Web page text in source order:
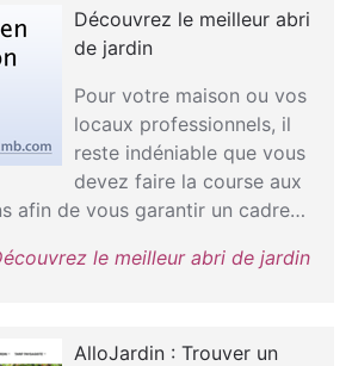
Découvrez le meilleur abri
de jardin
Pour votre maison ou vos
locaux professionnels, il
reste indéniable que vous
devez faire la course aux
afin de vous garantir un cadre…
le meilleur abri de jardin
AlloJardin : Trouver un